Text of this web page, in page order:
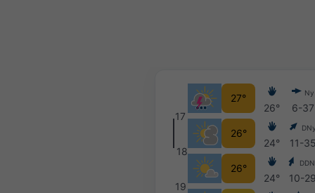
17
18
19
27°
26°
26°
26°
24°
24°
Ny
6-37
11-
10-